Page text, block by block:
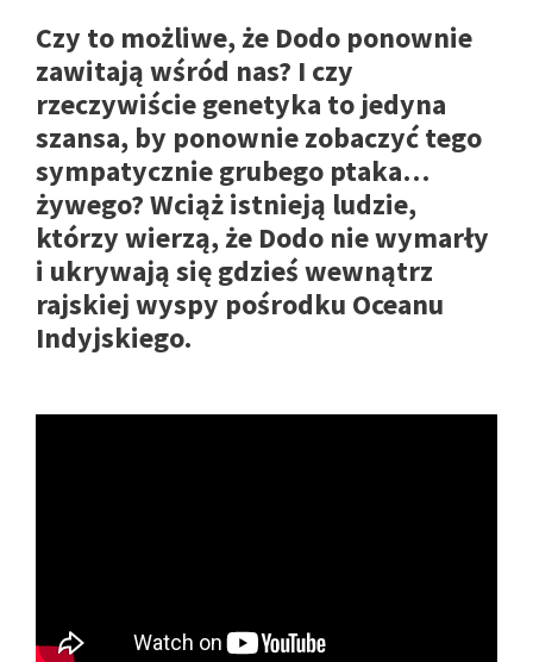
Czy to możliwe, że Dodo ponownie
zawitają wśród nas? I czy
rzeczywiście genetyka to jedyna
szansa, by ponownie zobaczyć tego
sympatycznie grubego ptaka…
żywego? Wciąż istnieją ludzie,
którzy wierzą, że Dodo nie wymarły
i ukrywają się gdzieś wewnątrz
rajskiej wyspy pośrodku Oceanu
Indyjskiego.